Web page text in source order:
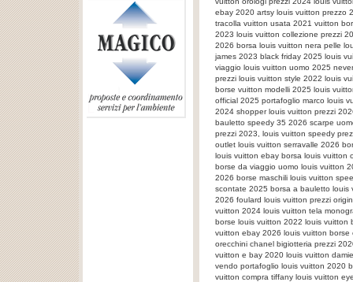
ebay 2020 artsy louis vuitton prezzo
tracolla vuitton usata 2021 vuitton
2023 louis vuitton collezione prezzi
2026 borsa louis vuitton nera pelle
james 2023 black friday 2025 louis
viaggio louis vuitton uomo 2025
prezzi louis vuitton style 2022 louis
borse vuitton modelli 2025 louis
official 2025 portafoglio marco louis
2024 shopper louis vuitton prezzi
bauletto speedy 35 2026 scarpe
prezzi 2023, louis vuitton speedy
outlet louis vuitton serravalle 2026
louis vuitton ebay borsa louis vuitton
borse da viaggio uomo louis vuitton
2026 borse maschili louis vuitton
scontate 2025 borsa a bauletto louis
2026 foulard louis vuitton prezzi
vuitton 2024 louis vuitton tela
borse louis vuitton 2022 louis
vuitton ebay 2026 louis vuitton
orecchini chanel bigiotteria prezzi
vuitton e bay 2020 louis vuitton
vendo portafoglio louis vuitton 2020
vuitton compra tiffany louis vuitton